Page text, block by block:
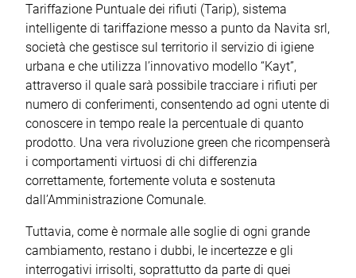
Tariffazione Puntuale dei rifiuti (Tarip), sistema
intelligente di tariffazione messo a punto da Navita srl,
società che gestisce sul territorio il servizio di igiene
urbana e che utilizza l’innovativo modello “Kayt”,
attraverso il quale sarà possibile tracciare i rifiuti per
numero di conferimenti, consentendo ad ogni utente di
conoscere in tempo reale la percentuale di quanto
prodotto. Una vera rivoluzione green che ricompenserà
i comportamenti virtuosi di chi differenzia
correttamente, fortemente voluta e sostenuta
dall’Amministrazione Comunale.
Tuttavia, come è normale alle soglie di ogni grande
cambiamento, restano i dubbi, le incertezze e gli
interrogativi irrisolti, soprattutto da parte di quei